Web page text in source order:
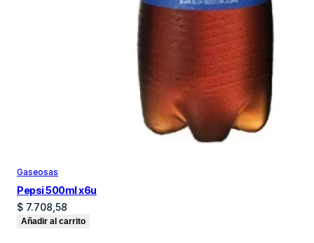
Gaseosas
Pepsi 500ml x6u
$ 7.708,58
Añadir al carrito